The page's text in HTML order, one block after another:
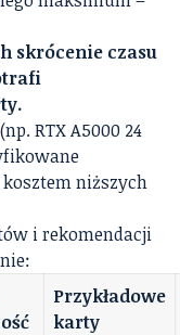
skrócenie czasu
(np. RTX A5000 24
niższych
i rekomendacji
Przykładowe
karty